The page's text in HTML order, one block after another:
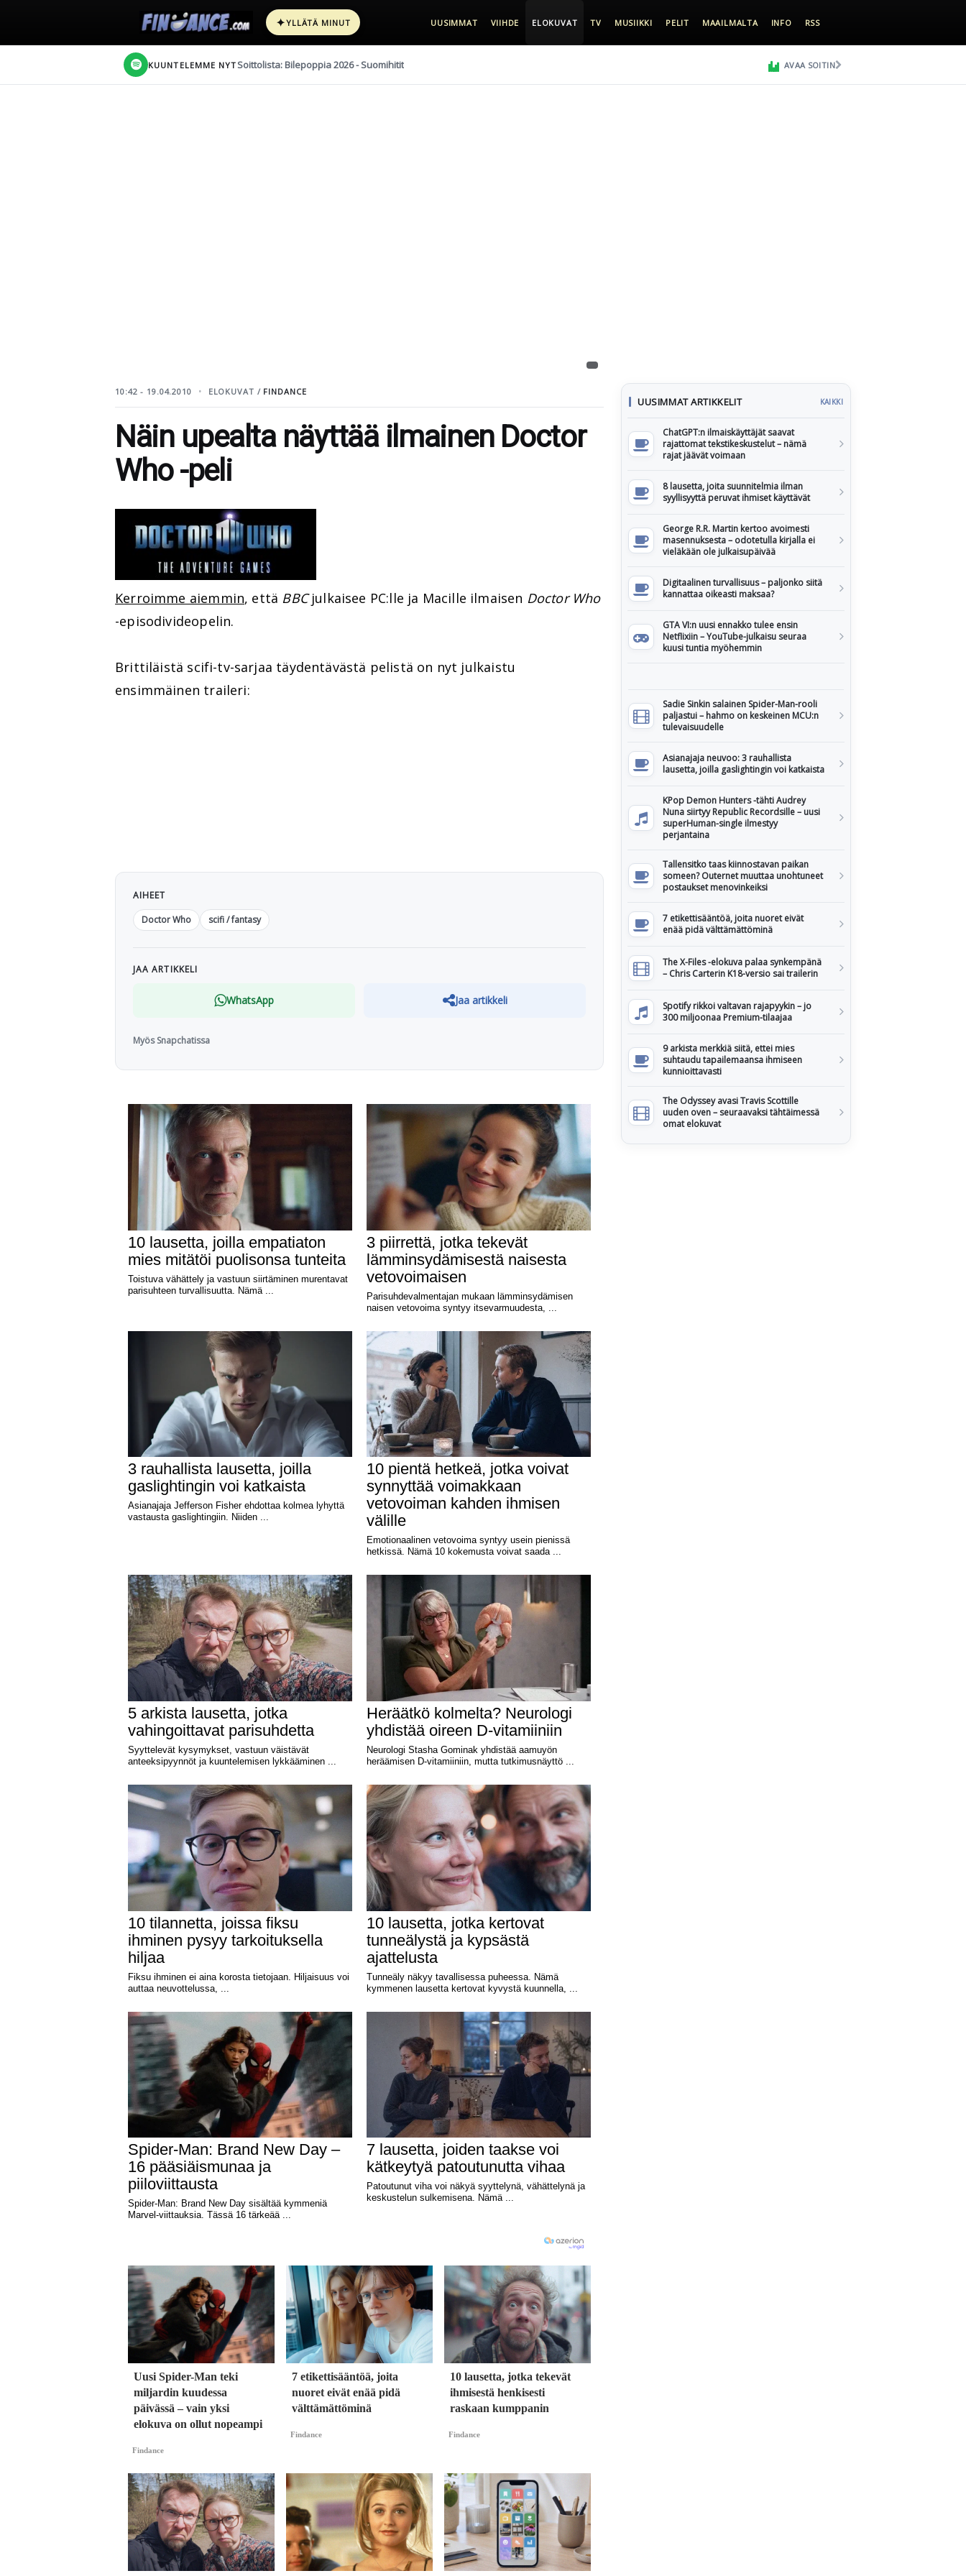
✦YLLÄTÄ MINUT UUSIMMAT VIIHDE ELOKUVAT TV MUSIIKKI PELIT MAAILMALTA INFO RSS
KUUNTELEMME NYT Soittolista: Bilepoppia 2026 - Suomihitit AVAA SOITIN
10:42 - 19.04.2010 ELOKUVAT / FINDANCE
Näin upealta näyttää ilmainen Doctor
Who -peli
Kerroimme aiemmin, että BBCjulkaisee PC:lle ja Macille ilmaisen Doctor Who
-episodivideopelin.
Brittiläistä scifi-tv-sarjaa täydentävästä pelistä on nyt julkaistu
ensimmäinen traileri:
AIHEET
Doctor Who
scifi / fantasy
JAA ARTIKKELI
WhatsApp Jaa artikkeli
Myös Snapchatissa
Uusi Spider-Man teki
miljardin kuudessa
päivässä – vain yksi
elokuva on ollut nopeampi
Findance
7 etikettisääntöä, joita
nuoret eivät enää pidä
välttämättöminä
Findance
10 lausetta, jotka tekevät
ihmisestä henkisesti
raskaan kumppanin
Findance
UUSIMMAT ARTIKKELIT KAIKKI
ChatGPT:n ilmaiskäyttäjät saavat
rajattomat tekstikeskustelut – nämä
rajat jäävät voimaan
8 lausetta, joita suunnitelmia ilman
syyllisyyttä peruvat ihmiset käyttävät
George R.R. Martin kertoo avoimesti
masennuksesta – odotetulla kirjalla ei
vieläkään ole julkaisupäivää
Digitaalinen turvallisuus – paljonko siitä
kannattaa oikeasti maksaa?
GTA VI:n uusi ennakko tulee ensin
Netflixiin – YouTube-julkaisu seuraa
kuusi tuntia myöhemmin
Sadie Sinkin salainen Spider-Man-rooli
paljastui – hahmo on keskeinen MCU:n
tulevaisuudelle
Asianajaja neuvoo: 3 rauhallista
lausetta, joilla gaslightingin voi katkaista
KPop Demon Hunters -tähti Audrey
Nuna siirtyy Republic Recordsille – uusi
superHuman-single ilmestyy
perjantaina
Tallensitko taas kiinnostavan paikan
someen? Outernet muuttaa unohtuneet
postaukset menovinkeiksi
7 etikettisääntöä, joita nuoret eivät
enää pidä välttämättöminä
The X-Files -elokuva palaa synkempänä
– Chris Carterin K18-versio sai trailerin
Spotify rikkoi valtavan rajapyykin – jo
300 miljoonaa Premium-tilaajaa
9 arkista merkkiä siitä, ettei mies
suhtaudu tapailemaansa ihmiseen
kunnioittavasti
The Odyssey avasi Travis Scottille
uuden oven – seuraavaksi tähtäimessä
omat elokuvat